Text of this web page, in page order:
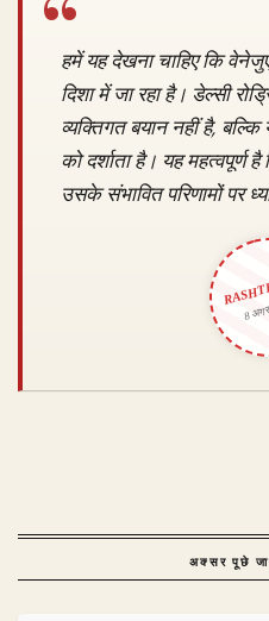
हमें यह देखना चाहिए कि
दिशा में जा रहा है। डेल्सी
व्यक्तिगत बयान नहीं है,
को दर्शाता है। यह
उसके संभावित परिणामों पर
8
अक्सर पूछे